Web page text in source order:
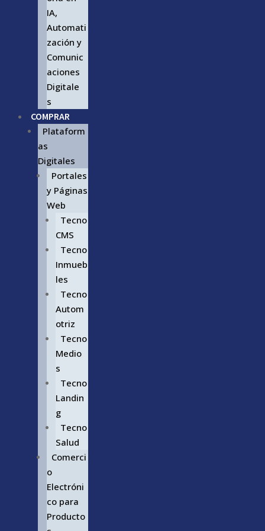
IA,
Automati
zación y
Comunic
aciones
Digitale
s
COMPRAR
Plataform
as
Digitales
Portales
y Páginas
Web
Tecno
CMS
Tecno
Inmueb
les
Tecno
Autom
otriz
Tecno
Medio
s
Tecno
Landin
g
Tecno
Salud
Comerci
o
Electróni
co para
Producto